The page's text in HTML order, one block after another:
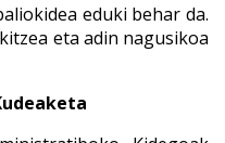
eduki behar da.
eta adin nagusikoa